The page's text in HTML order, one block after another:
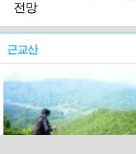
전망
근교산